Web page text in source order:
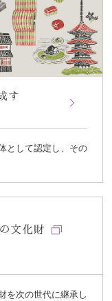
として認定し、その
を次の世代に継承し